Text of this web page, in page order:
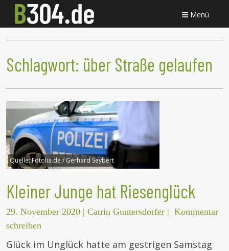
Menü
Schlagwort: über Straße gelaufen
Quelle:Fotolia.de / Gerhard Seybert
Kleiner Junge hat Riesenglück
29. November 2020 | Catrin Guntersdorfer | Kommentar
schreiben
Glück im Unglück hatte am gestrigen Samstag